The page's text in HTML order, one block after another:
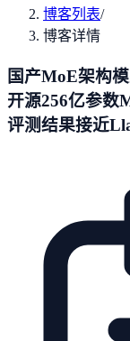
博客列表/
博客详情
国产MoE架构
开源256亿参数
评测结果接近